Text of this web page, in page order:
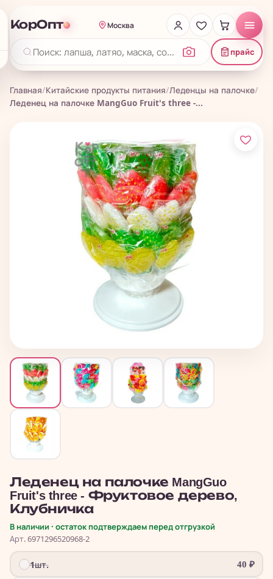
КорОпт Москва
прайс
Главная/Китайские продукты питания/Леденцы на палочке/
Леденец на палочке MangGuo Fruit's three -...
Леденец на палочке MangGuo
Fruit's three - Фруктовое дерево,
Клубничка
В наличии · остаток подтверждаем перед отгрузкой
Арт. 6971296520968-2
1шт. 40 ₽